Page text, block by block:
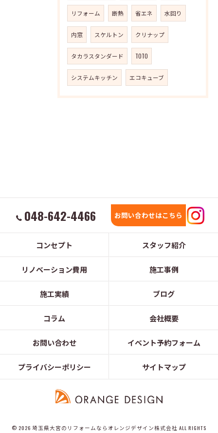
リフォーム 断熱 省エネ 水回り
内窓 スケルトン クリナップ
タカラスタンダード TOTO
システムキッチン エコキューブ
048-642-4466 お問い合わせはこちら
コンセプト スタッフ紹介
リノベーション費用 施工事例
施工実績 ブログ
コラム 会社概要
お問い合わせ イベント予約フォーム
プライバシーポリシー サイトマップ
© 2026 埼玉県大宮のリフォームならオレンジデザイン株式会社 ALL RIGHTS